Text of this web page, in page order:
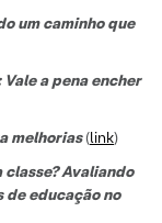
um caminho que
a pena encher
melhorias(link)
classe? Avaliando
de educação no